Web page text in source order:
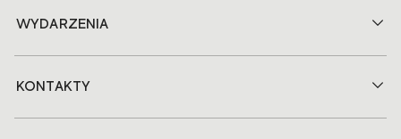
WYDARZENIA
KONTAKTY